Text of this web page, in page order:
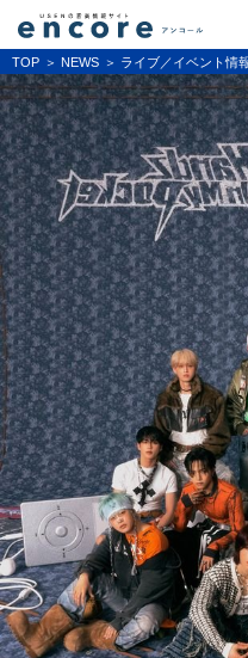
TOP NEWS ライブ／イベント情